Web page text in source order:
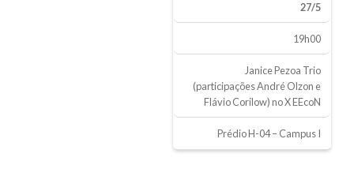
27/5
19h00
Janice Pezoa Trio
(participações André Olzon e
Flávio Corilow) no X EEcoN
Prédio H-04 – Campus I